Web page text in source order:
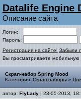
Datalife Engine
Описание сайта
Логин:
Пароль:
Регистрация на сайте! Забыли
Вы просматриваете мобильную
Скрап-набор Spring Mood
Категория: Скрап-наборы »
автор: FlyLady | 23-05-2013,